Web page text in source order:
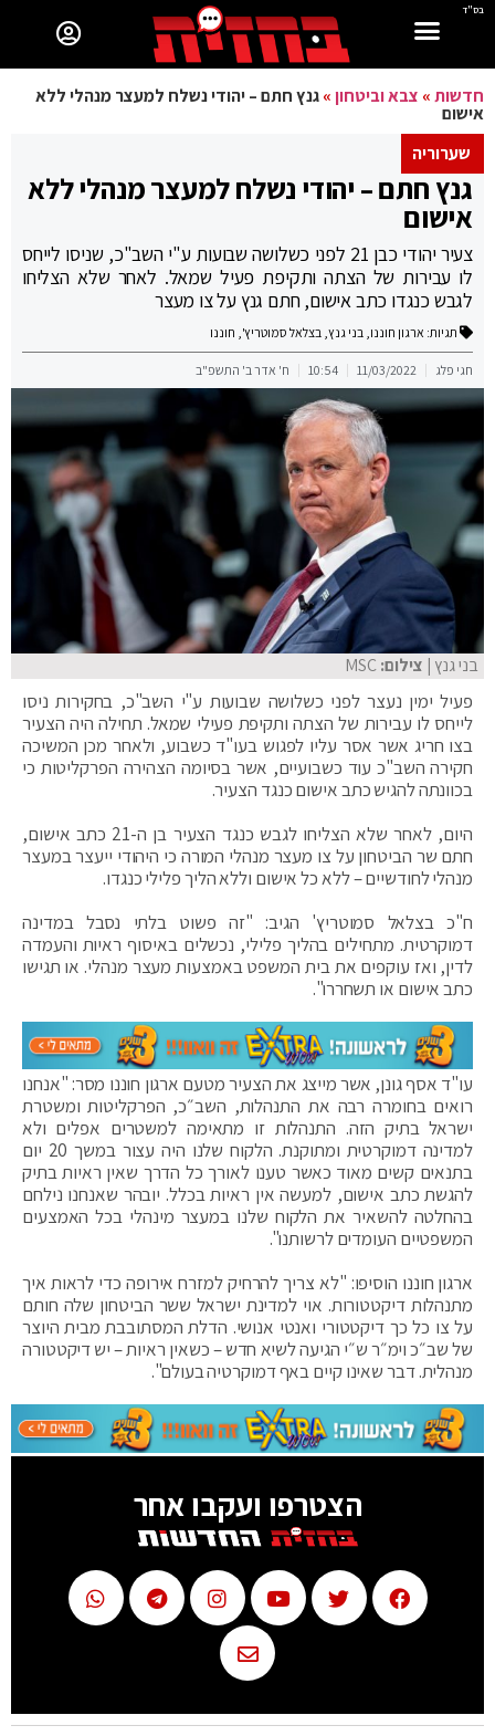
בס"ד
חדשות» צבא וביטחון»גנץ חתם – יהודי נשלח למעצר מנהלי ללא
אישום
שערוריה
גנץ חתם – יהודי נשלח למעצר מנהלי ללא
אישום
צעיר יהודי כבן 21 לפני כשלושה שבועות ע"י השב"כ, שניסו לייחס
לו עבירות של הצתה ותקיפת פעיל שמאל. לאחר שלא הצליחו
לגבש כנגדו כתב אישום, חתם גנץ על צו מעצר
תגיות: ארגון חוננו, בני גנץ, בצלאל סמוטריץ', חוננו
חגי פלג 11/03/2022
10:54 ח' אדר ב' התשפ"ב
בני גנץ | צילום:MSC
פעיל ימין נעצר לפני כשלושה שבועות ע"י השב"כ, בחקירות ניסו
לייחס לו עבירות של הצתה ותקיפת פעילי שמאל. תחילה היה הצעיר
בצו חריג אשר אסר עליו לפגוש בעו"ד כשבוע, ולאחר מכן המשיכה
חקירה השב"כ עוד כשבועיים, אשר בסיומה הצהירה הפרקליטות כי
בכוונתה להגיש כתב אישום כנגד הצעיר.
היום, לאחר שלא הצליחו לגבש כנגד הצעיר בן ה-21 כתב אישום,
חתם שר הביטחון על צו מעצר מנהלי המורה כי היהודי ייעצר במעצר
מנהלי לחודשיים – ללא כל אישום וללא הליך פלילי כנגדו.
ח"כ בצלאל סמוטריץ' הגיב: "זה פשוט בלתי נסבל במדינה
דמוקרטית. מתחילים בהליך פלילי, נכשלים באיסוף ראיות והעמדה
לדין, ואז עוקפים את בית המשפט באמצעות מעצר מנהלי. או תגישו
כתב אישום או תשחררו".
עו"ד אסף גונן, אשר מייצג את הצעיר מטעם ארגון חוננו מסר: "אנחנו
רואים בחומרה רבה את התנהלות, השב״כ, הפרקליטות ומשטרת
ישראל בתיק הזה. התנהלות זו מתאימה למשטרים אפלים ולא
למדינה דמוקרטית ומתוקנת. הלקוח שלנו היה עצור במשך 20 יום
בתנאים קשים מאוד כאשר טענו לאורך כל הדרך שאין ראיות בתיק
להגשת כתב אישום, למעשה אין ראיות בכלל. יובהר שאנחנו נילחם
בהחלטה להשאיר את הלקוח שלנו במעצר מינהלי בכל האמצעים
המשפטיים העומדים לרשותנו".
ארגון חוננו הוסיפו: "לא צריך להרחיק למזרח אירופה כדי לראות איך
מתנהלות דיקטטורות. אוי למדינת ישראל ששר הביטחון שלה חותם
על צו כל כך דיקטטורי ואנטי אנושי. הדלת המסתובבת מבית היוצר
של שב״כ וימ״ר ש״י הגיעה לשיא חדש – כשאין ראיות – יש דיקטטורה
מנהלית. דבר שאינו קיים באף דמוקרטיה בעולם".
הצטרפו ועקבו אחר